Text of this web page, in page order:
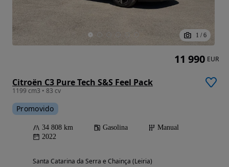
1 / 6
Citroën C3 Pure Tech S&S Feel Pack
1199 cm3 • 83 cv
Promovido
34 808 km Gasolina
Manual
2022
Santa Catarina da Serra e Chainça (Leiria)
11 990 EUR